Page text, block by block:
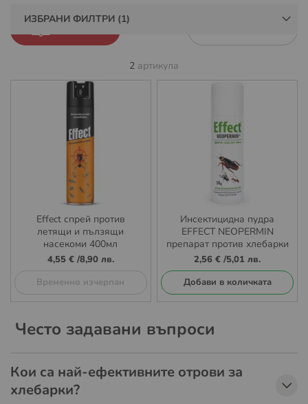
2 артикула
Еffect спрей против
летящи и пълзящи
насекоми 400мл
4,55 €/8,90 лв.
Временно изчерпан
Инсектицидна пудра
EFFECT NEOPERMIN
препарат против хлебарки
и мравки
2,56 € /5,01 лв.
Добави в количката
Често задавани въпроси
Кои са най-ефективните отрови за
хлебарки?
ИЗБРАНИ ФИЛТРИ